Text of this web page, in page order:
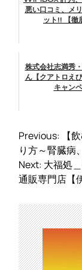
悪い口コミ、メ
ット!! 【徹
株式会社志満秀
ん【クアトロえ
キャン
投
稿
ナ
ビ
ー
シ
ョ
ン
Previous:
【
り方～腎臓病
Next: 大福処
通販専門店【